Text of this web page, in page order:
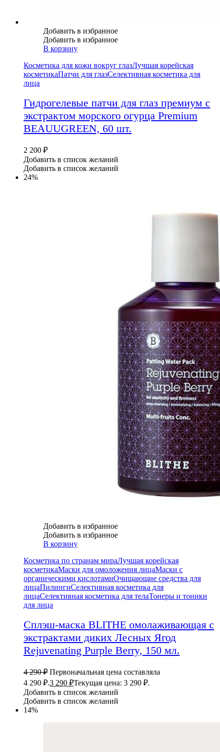
Добавить в избранное
Добавить в избранное
В корзину
Косметика для кожи вокруг глазЛучшая корейская
косметикаПатчи для глазСелективная косметика для
лица
Гидрогелевые патчи для глаз премиум с
экстрактом морского огурца Premium
BEAUUGREEN, 60 шт.
2 200 ₽
Добавить в список желаний
Добавить в список желаний
24%
Добавить в избранное
Добавить в избранное
В корзину
Косметика по странам мираЛучшая корейская
косметикаМаски для омоложения лицаМаски с
органическими кислотамиОчищающие средства для
лицаПилингиСелективная косметика для
лицаСелективная косметика для телаТонеры и тоники
для лица
Сплэш-маска BLITHE омолаживающая с
экстрактами диких Лесных Ягод
Rejuvenating Purple Berry, 150 мл.
4 290₽ Первоначальная цена составляла
4 290 ₽.3 290 ₽Текущая цена: 3 290 ₽.
Добавить в список желаний
Добавить в список желаний
14%